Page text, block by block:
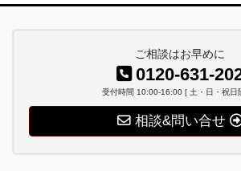
ご相談はお早めに
0120-631-
受付時間 10:00-16:00 [ 土・日・祝日
相談&問い合せ